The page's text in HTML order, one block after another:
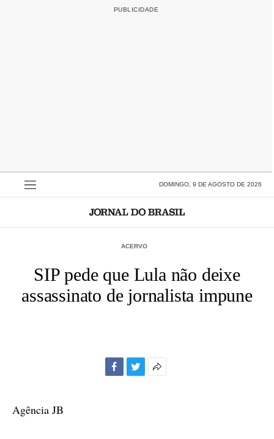
DOMINGO, 9 DE AGOSTO DE 2026
ACERVO
SIP pede que Lula não deixe
assassinato de jornalista impune
Agência JB